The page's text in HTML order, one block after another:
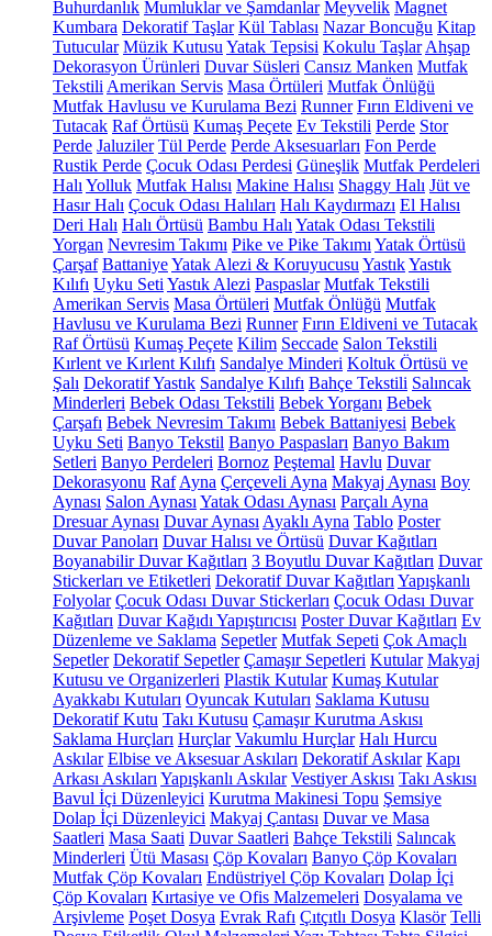
Buhurdanlık Mumluklar ve Şamdanlar Meyvelik Magnet
Kumbara Dekoratif Taşlar Kül Tablası Nazar Boncuğu Kitap
Tutucular Müzik Kutusu Yatak Tepsisi Kokulu Taşlar Ahşap
Dekorasyon Ürünleri Duvar Süsleri Cansız Manken Mutfak
Tekstili Amerikan Servis Masa Örtüleri Mutfak Önlüğü
Mutfak Havlusu ve Kurulama Bezi Runner Fırın Eldiveni ve
Tutacak Raf Örtüsü Kumaş Peçete Ev Tekstili Perde Stor
Perde Jaluziler Tül Perde Perde Aksesuarları Fon Perde
Rustik Perde Çocuk Odası Perdesi Güneşlik Mutfak Perdeleri
Halı Yolluk Mutfak Halısı Makine Halısı Shaggy Halı Jüt ve
Hasır Halı Çocuk Odası Halıları Halı Kaydırmazı El Halısı
Deri Halı Halı Örtüsü Bambu Halı Yatak Odası Tekstili
Yorgan Nevresim Takımı Pike ve Pike Takımı Yatak Örtüsü
Çarşaf BattaniyeYatak Alezi & Koruyucusu YastıkYastık
Kılıfı Uyku Seti Yastık Alezi Paspaslar Mutfak Tekstili
Amerikan Servis Masa Örtüleri Mutfak Önlüğü Mutfak
Havlusu ve Kurulama Bezi Runner Fırın Eldiveni ve Tutacak
Raf Örtüsü Kumaş Peçete Kilim Seccade Salon Tekstili
Kırlent ve Kırlent Kılıfı Sandalye Minderi Koltuk Örtüsü ve
Şalı Dekoratif Yastık Sandalye Kılıfı Bahçe Tekstili Salıncak
Minderleri Bebek Odası Tekstili Bebek Yorganı Bebek
Çarşafı Bebek Nevresim Takımı Bebek Battaniyesi Bebek
Uyku Seti Banyo Tekstil Banyo Paspasları Banyo Bakım
Setleri Banyo Perdeleri Bornoz Peştemal Havlu Duvar
Dekorasyonu Raf Ayna Çerçeveli Ayna Makyaj Aynası Boy
Aynası Salon Aynası Yatak Odası Aynası Parçalı Ayna
Dresuar Aynası Duvar Aynası Ayaklı Ayna Tablo Poster
Duvar Panoları Duvar Halısı ve Örtüsü Duvar Kağıtları
Boyanabilir Duvar Kağıtları 3 Boyutlu Duvar Kağıtları Duvar
Stickerları ve Etiketleri Dekoratif Duvar Kağıtları Yapışkanlı
Folyolar Çocuk Odası Duvar Stickerları Çocuk Odası Duvar
Kağıtları Duvar Kağıdı Yapıştırıcısı Poster Duvar Kağıtları Ev
Düzenleme ve Saklama Sepetler Mutfak Sepeti Çok Amaçlı
Sepetler Dekoratif Sepetler Çamaşır Sepetleri Kutular Makyaj
Kutusu ve Organizerleri Plastik Kutular Kumaş Kutular
Ayakkabı Kutuları Oyuncak Kutuları Saklama Kutusu
Dekoratif Kutu Takı Kutusu Çamaşır Kurutma Askısı
Saklama Hurçları Hurçlar Vakumlu Hurçlar Halı Hurcu
Askılar Elbise ve Aksesuar Askıları Dekoratif Askılar Kapı
Arkası Askıları Yapışkanlı Askılar Vestiyer Askısı Takı Askısı
Bavul İçi Düzenleyici Kurutma Makinesi Topu Şemsiye
Dolap İçi Düzenleyici Makyaj Çantası Duvar ve Masa
Saatleri Masa Saati Duvar Saatleri Bahçe Tekstili Salıncak
Minderleri Ütü Masası Çöp Kovaları Banyo Çöp Kovaları
Mutfak Çöp Kovaları Endüstriyel Çöp Kovaları Dolap İçi
Çöp Kovaları Kırtasiye ve Ofis Malzemeleri Dosyalama ve
Arşivleme Poşet Dosya Evrak Rafı Çıtçıtlı Dosya Klasör Telli